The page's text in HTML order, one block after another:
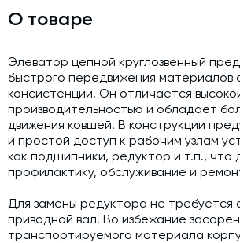
Модернизация и техническое
производств
Срочная техпомощь. Онлайн-
завода
Доставка, шеф-монтаж и пуско-
Автоматизированные системы
сложности
Экспертиза промышленной
О товаре
Элеватор цепной круглозвенный
быстрого передвижения материалов
консистенции. Он отличается
производительностью и обладает
движения ковшей. В конструкции
и простой доступ к рабочим узлам
как подшипники, редуктор и т.п., что
профилактику, обслуживание и
Для замены редуктора не требуется
приводной вал. Во избежание
транспортируемого материала